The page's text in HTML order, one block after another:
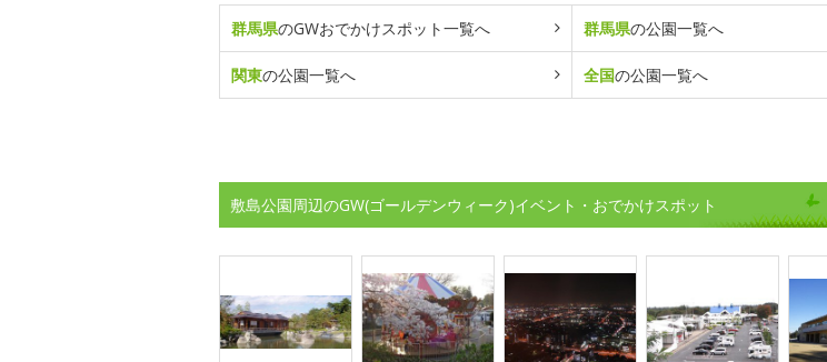
群馬県のGWおでかけスポット一覧へ 群馬県の公園一覧へ
関東の公園一覧へ 全国の公園一覧へ
敷島公園周辺のGW(ゴールデンウィーク)イベント・おでかけスポット